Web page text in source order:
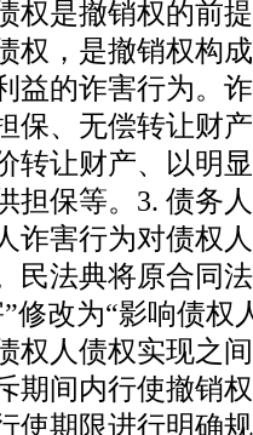
权是撤销权的前
权，是撤销权构
益的诈害行为。
保、无偿转让财
转让财产、以明
担保等。3. 债务
诈害行为对债权
民法典将原合同
修改为“影响债权
权人债权实现之
期间内行使撤销
使期限进行明确